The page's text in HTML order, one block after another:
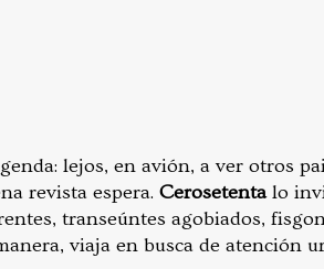
lejos, en avión, a ver otros
revista espera. Cerosetentalo
transeúntes agobiados,
viaja en busca de atención